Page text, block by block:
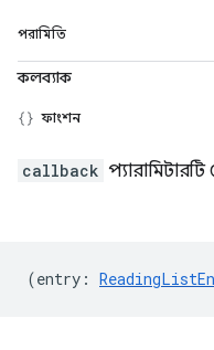
পরামিতি
কলব্যাক
ফাংশন
callback
(entry :